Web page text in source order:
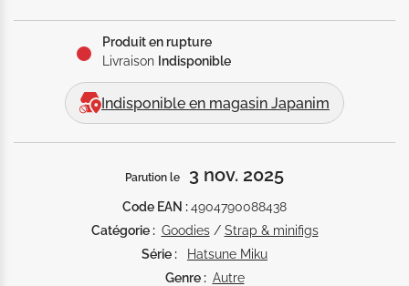
Produit en rupture
Livraison Indisponible
Indisponible en magasin Japanim
Parution le 3 nov. 2025
Code EAN :4904790088438
Catégorie : Goodies/ Strap & minifigs
Série :
Hatsune Miku
Genre : Autre